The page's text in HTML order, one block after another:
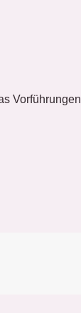
Vorführungen